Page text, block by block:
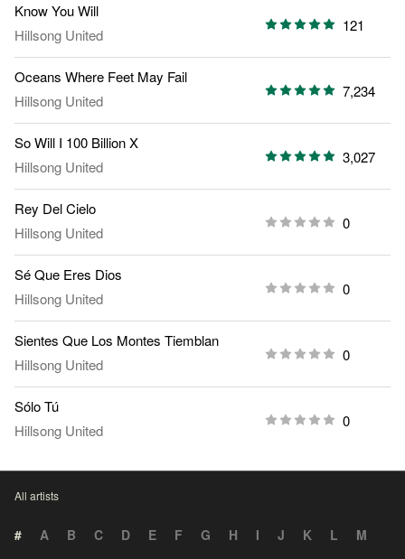
Know You Will
Hillsong United
121
Oceans Where Feet May Fail
Hillsong United
7,234
So Will I 100 Billion X
Hillsong United
3,027
Rey Del Cielo
Hillsong United
0
Sé Que Eres Dios
Hillsong United
0
Sientes Que Los Montes Tiemblan
Hillsong United
0
Sólo Tú
Hillsong United
0
All artists
# A B C D E F G H I J K L
M